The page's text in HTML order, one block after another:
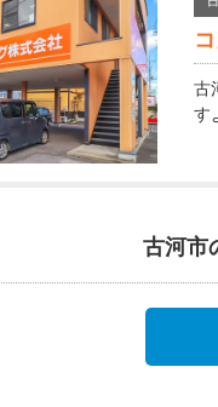
古
す
古河市